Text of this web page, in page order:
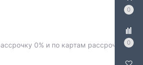
0
0
0% и по картам рассрочки ⭐️